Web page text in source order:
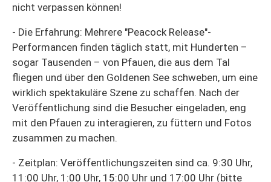
nicht verpassen können!
- Die Erfahrung: Mehrere "Peacock Release"-
Performancen finden täglich statt, mit Hunderten –
sogar Tausenden – von Pfauen, die aus dem Tal
fliegen und über den Goldenen See schweben, um eine
wirklich spektakuläre Szene zu schaffen. Nach der
Veröffentlichung sind die Besucher eingeladen, eng
mit den Pfauen zu interagieren, zu füttern und Fotos
zusammen zu machen.
- Zeitplan: Veröffentlichungszeiten sind ca. 9:30 Uhr,
11:00 Uhr, 1:00 Uhr, 15:00 Uhr und 17:00 Uhr (bitte